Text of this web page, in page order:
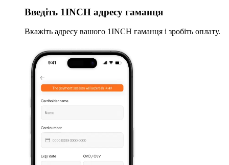
Введіть 1INCH адресу гаманця
Вкажіть адресу вашого 1INCH гаманця і зробіть оплату.